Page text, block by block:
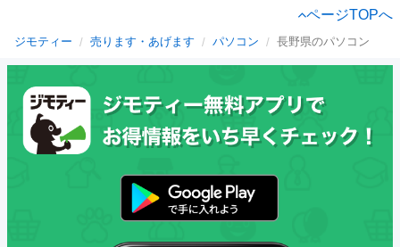
ページTOPへ
ジモティー 売ります・あげます パソコン 長野県のパソコン